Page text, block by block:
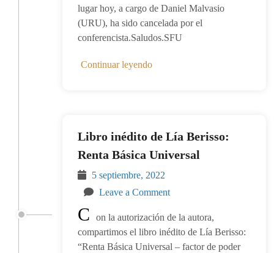
lugar hoy, a cargo de Daniel Malvasio
(URU), ha sido cancelada por el
conferencista.Saludos.SFU
Continuar leyendo
Libro inédito de Lía Berisso:
Renta Básica Universal
5 septiembre, 2022
Leave a Comment
C
on la autorización de la autora,
compartimos el libro inédito de Lía Berisso:
“Renta Básica Universal – factor de poder